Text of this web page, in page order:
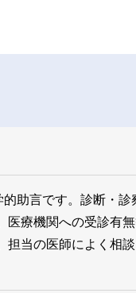
助言です。診断・診
医療機関への受診有
当の医師によく相談